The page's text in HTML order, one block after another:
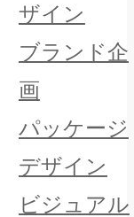
ザイン
ブランド企
画
パッケージ
デザイン
ビジュアル